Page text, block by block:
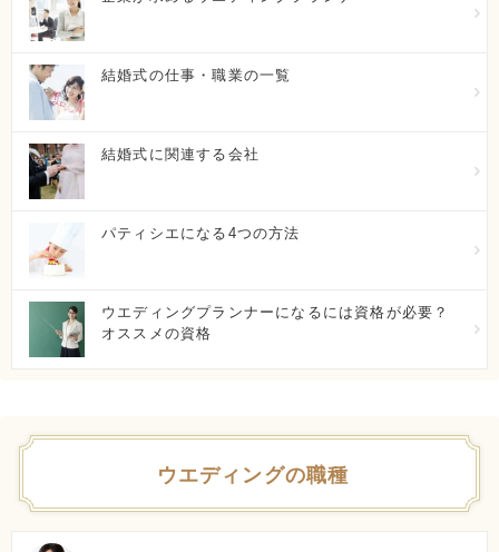
初年度学費：100万円～150万円
小井手ファッションビューティ専門学校
広島県広島市南区金屋町1-20
初年度学費：50万円～100万円
鹿児島キャリアデザイン専門学校
鹿児島市谷山中央２－４１７３
初年度学費：
50万円～100万円
初年度学費：
結婚式の仕事・職業の一覧
結婚式に関連する会社
パティシエになる4つの方法
ウエディングプランナーになるには資格が必要？
オススメの資格
ウエディングの職種